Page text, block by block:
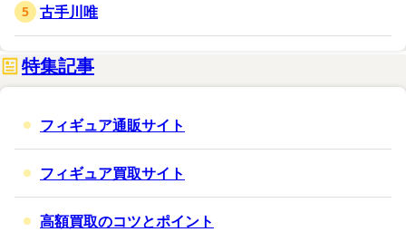
古手川唯
特集記事
フィギュア通販サイト
フィギュア買取サイト
高額買取のコツとポイント